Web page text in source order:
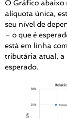
O Gráfico abaixo
alíquota única,
seu nível de
– o que é
está em linha
tributária atual, a
esperado.